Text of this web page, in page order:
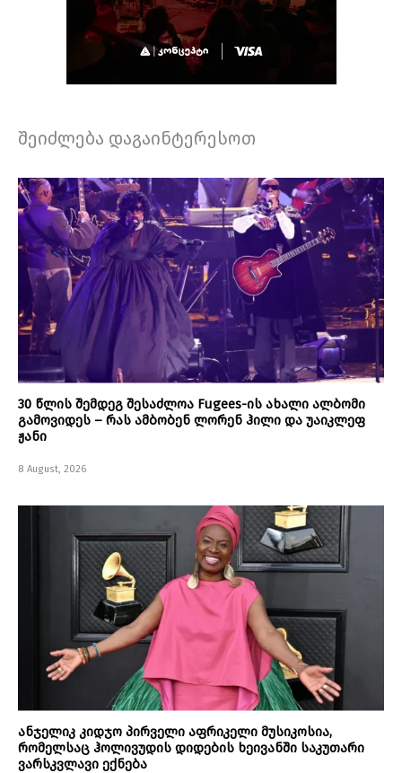
შეიძლება დაგაინტერესოთ
30 წლის შემდეგ შესაძლოა Fugees-ის ახალი ალბომი
გამოვიდეს – რას ამბობენ ლორენ ჰილი და უაიკლეფ
ჟანი
8 August, 2026
ანჯელიკ კიდჯო პირველი აფრიკელი მუსიკოსია,
რომელსაც ჰოლივუდის დიდების ხეივანში საკუთარი
ვარსკვლავი ექნება